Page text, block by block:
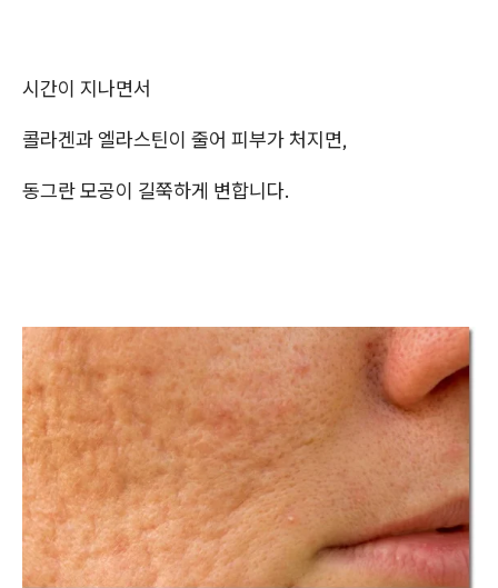
시간이 지나면서
콜라겐과 엘라스틴이 줄어 피부가 처지면,
동그란 모공이 길쭉하게 변합니다.